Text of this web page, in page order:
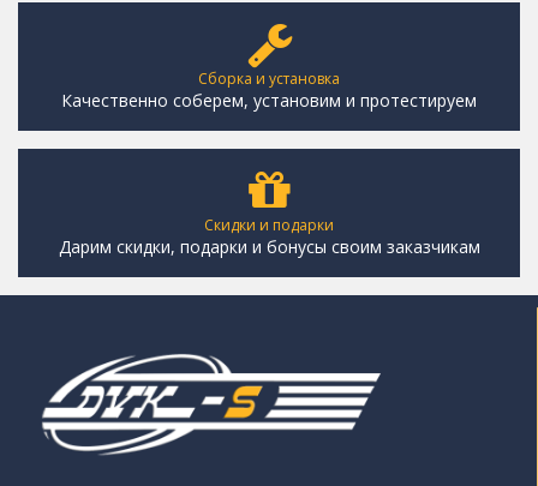
Сборка и установка
Качественно соберем, установим и протестируем
Скидки и подарки
Дарим скидки, подарки и бонусы своим заказчикам